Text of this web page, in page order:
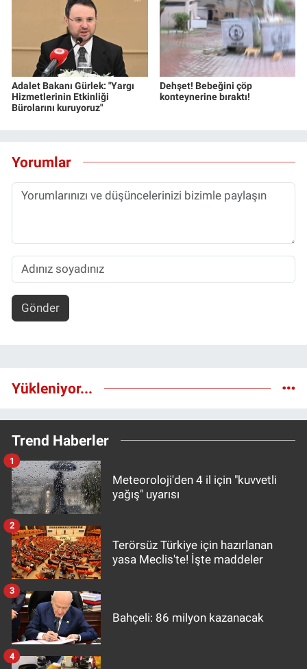
Adalet Bakanı Gürlek: "Yargı
Hizmetlerinin Etkinliği
Bürolarını kuruyoruz"
Dehşet! Bebeğini çöp
konteynerine bıraktı!
Yorumlar
Gönder
Yükleniyor...
Trend Haberler
Meteoroloji'den 4 il için "kuvvetli
yağış" uyarısı
1
Terörsüz Türkiye için hazırlanan
yasa Meclis'te! İşte maddeler
2
Bahçeli: 86 milyon kazanacak
3
4